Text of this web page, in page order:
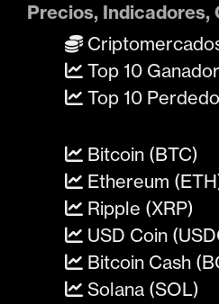
Precios, Indicadores,
Top 10
Top 10
Bitcoin (BTC)
Ethereum
Ripple (XRP)
USD Coin
Bitcoin Cash
Solana (SOL)